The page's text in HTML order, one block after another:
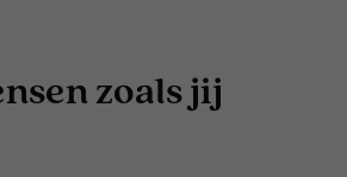
zoals jij